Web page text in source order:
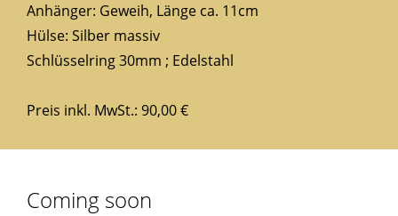
Anhänger: Geweih, Länge ca. 11cm
Hülse: Silber massiv
Schlüsselring 30mm ; Edelstahl
Preis inkl. MwSt.: 90,00 €
Coming soon